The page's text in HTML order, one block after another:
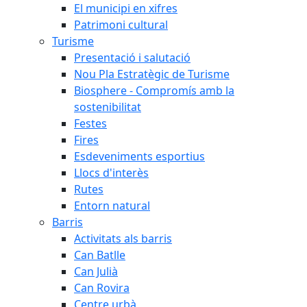
El municipi en xifres
Patrimoni cultural
Turisme
Presentació i salutació
Nou Pla Estratègic de Turisme
Biosphere - Compromís amb la
sostenibilitat
Festes
Fires
Esdeveniments esportius
Llocs d'interès
Rutes
Entorn natural
Barris
Activitats als barris
Can Batlle
Can Julià
Can Rovira